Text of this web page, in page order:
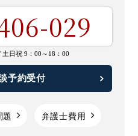
や進め方、実施事例などを
ト｜3つの対象項目や実施
リスクの見積りと評価方法
029
土日祝 9：00～18：00
予約受付
題 弁護士費用